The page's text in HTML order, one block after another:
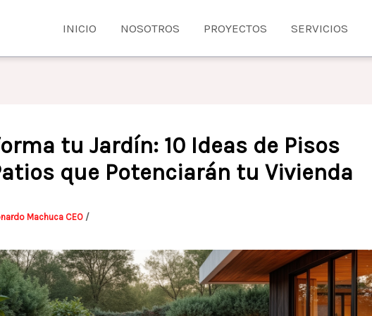
INICIO NOSOTROS PROYECTOS SERVICIOS
tu Jardín: 10 Ideas de Pisos
que Potenciarán tu Vivienda
Machuca CEO /